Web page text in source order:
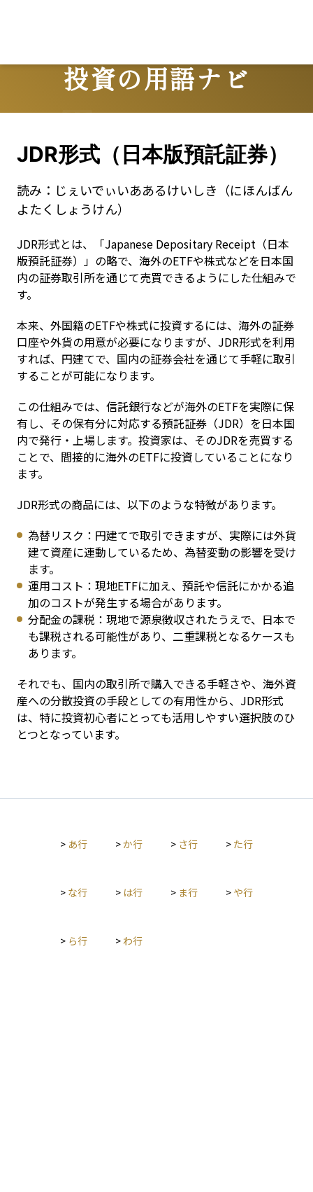
投資の用語ナビ
Terms
JDR形式（日本版預託証券）
読み： じぇいでぃいああるけいしき（にほんばん
よたくしょうけん）
JDR形式とは、「Japanese Depositary Receipt（日本
版預託証券）」の略で、海外のETFや株式などを日本国
内の証券取引所を通じて売買できるようにした仕組みで
す。
本来、外国籍のETFや株式に投資するには、海外の証券
口座や外貨の用意が必要になりますが、JDR形式を利用
すれば、円建てで、国内の証券会社を通じて手軽に取引
することが可能になります。
この仕組みでは、信託銀行などが海外のETFを実際に保
有し、その保有分に対応する預託証券（JDR）を日本国
内で発行・上場します。投資家は、そのJDRを売買する
ことで、間接的に海外のETFに投資していることになり
ます。
JDR形式の商品には、以下のような特徴があります。
為替リスク：円建てで取引できますが、実際には外貨
建て資産に連動しているため、為替変動の影響を受け
ます。
運用コスト：現地ETFに加え、預託や信託にかかる追
加のコストが発生する場合があります。
分配金の課税：現地で源泉徴収されたうえで、日本で
も課税される可能性があり、二重課税となるケースも
あります。
それでも、国内の取引所で購入できる手軽さや、海外資
産への分散投資の手段としての有用性から、JDR形式
は、特に投資初心者にとっても活用しやすい選択肢のひ
とつとなっています。
> あ行 >か行 > さ行 > た行
> な行 > は行 > ま行 > や行
> ら行 > わ行